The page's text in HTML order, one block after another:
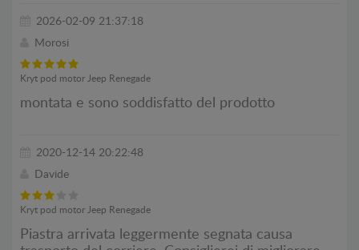
2026-02-09 21:37:18
Morosi
Kryt pod motor Jeep Renegade
montata e sono soddisfatto del prodotto
2020-12-14 20:22:48
Davide
Kryt pod motor Jeep Renegade
Piastra arrivata leggermente segnata causa